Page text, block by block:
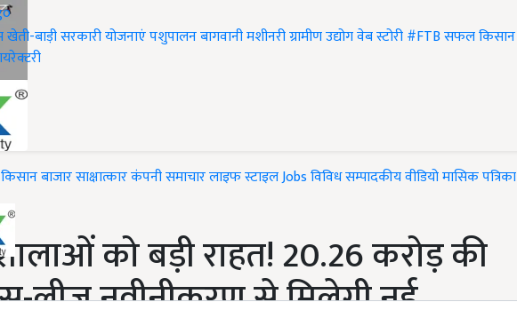
खेती-बाड़ीसरकारी योजनाएंपशुपालनबागवानीमशीनरीग्रामीण उद्योगवेब स्टोरी#FTBसफल किसान
बाजारसाक्षात्कारकंपनी समाचारलाइफ स्टाइलJobsविविधसम्पादकीयवीडियोमासिक पत्रिका
को बड़ी राहत! 20.26 करोड़ की